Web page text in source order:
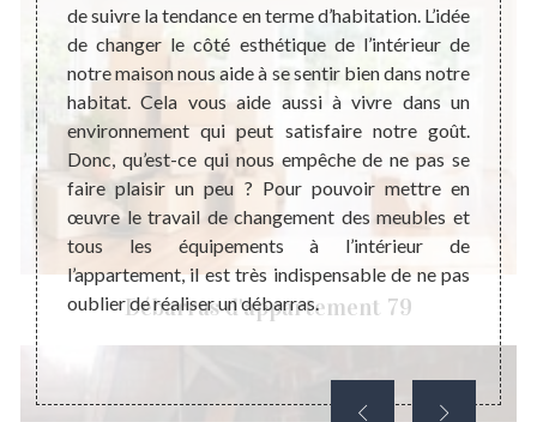
Débarras d'appartement 79
la
est
une
des
de suivre la tendance en terme d’habitation. L’idée
de changer le côté esthétique de l’intérieur de
notre maison nous aide à se sentir bien dans notre
habitat. Cela vous aide aussi à vivre dans un
environnement qui peut satisfaire notre goût.
Donc, qu’est-ce qui nous empêche de ne pas se
faire plaisir un peu ? Pour pouvoir mettre en
œuvre le travail de changement des meubles et
tous les équipements à l’intérieur de
l’appartement, il est très indispensable de ne pas
oublier de réaliser un débarras.
de
lieu